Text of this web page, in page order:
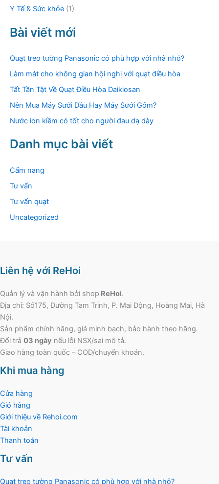
Y Tế & Sức khỏe (1)
Bài viết mới
Quạt treo tường Panasonic có phù hợp với nhà nhỏ?
Làm mát cho không gian hội nghị với quạt điều hòa
Tất Tần Tật Về Quạt Điều Hòa Daikiosan
Nên Mua Máy Sưởi Dầu Hay Máy Sưởi Gốm?
Nước ion kiềm có tốt cho người đau dạ dày
Danh mục bài viết
Cẩm nang
Tư vấn
Tư vấn quạt
Uncategorized
Liên hệ với ReHoi
Quản lý và vận hành bởi shop ReHoi.
Địa chỉ: Số175, Đường Tam Trinh, P. Mai Động, Hoàng Mai, Hà
Nội.
Sản phẩm chính hãng, giá minh bạch, bảo hành theo hãng.
Đổi trả 03 ngày nếu lỗi NSX/sai mô tả.
Giao hàng toàn quốc – COD/chuyển khoản.
Khi mua hàng
Cửa hàng
Giỏ hàng
Giới thiệu về Rehoi.com
Tài khoản
Thanh toán
Tư vấn
Quạt treo tường Panasonic có phù hợp với nhà nhỏ?